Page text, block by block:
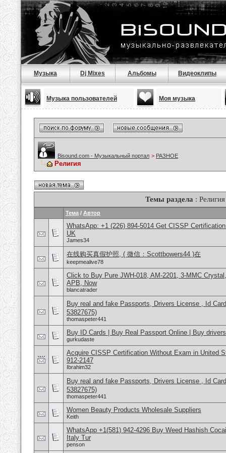
Музыка Dj Mixes Альбомы Видеоклипы
Музыка пользователей Моя музыка
Bisound.com - Музыкальный портал > РАЗНОЕ
Религия
Темы раздела : Религия
Тема / Автор
WhatsApp: +1 (226) 894-5014​ Get CISSP
UK
James34
在线购买真假护照, ( 微信：Scottbowers44 )在
keepmealive78
Click to Buy Pure JWH-018, AM-2201, 3-MMC
APB, Now
blancatrader
Buy real and fake Passports, Drivers License , Id
53827675)
thomaspeter441
Buy ID Cards | Buy Real Passport Online | Buy
gurkudaste
Acquire CISSP Certification Without Exam in United
912-2147
Ibrahim32
Buy real and fake Passports, Drivers License , Id
53827675)
thomaspeter441
Women Beauty Products Wholesale Suppliers
Keith
WhatsApp +1(581) 942-4296 Buy Weed Hashish
Italy Tur
penson